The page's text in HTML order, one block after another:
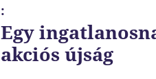
:
Egy
akciós újság